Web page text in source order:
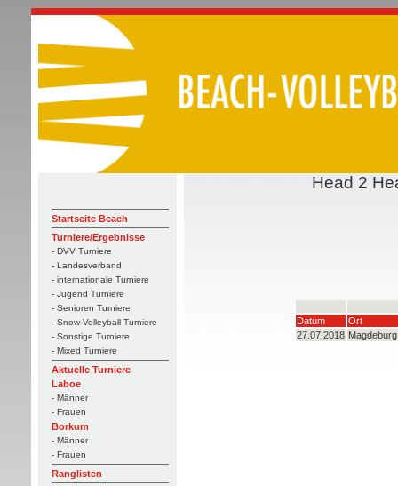
Startseite Beach
Turniere/Ergebnisse
- DVV Turniere
- Landesverband
- internationale Turniere
- Jugend Turniere
- Senioren Turniere
- Snow-Volleyball Turniere
- Sonstige Turniere
- Mixed Turniere
Aktuelle Turniere
Laboe
- Männer
- Frauen
Borkum
- Männer
- Frauen
Ranglisten
Head 2
Datum
Ort
27.07.2018 Magdeburg